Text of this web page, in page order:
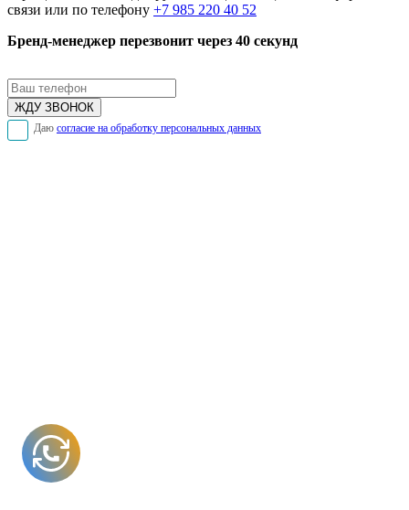
связи или по телефону +7 985 220 40 52
Бренд-менеджер перезвонит через 40 секунд
Даю согласие на обработку персональных данных